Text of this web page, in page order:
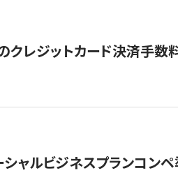
クレジットカード決済手数
ャルビジネスプランコン